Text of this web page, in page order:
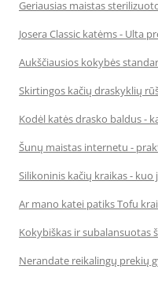
Geriausias maistas
Josera Classic katėms - Ulta
Aukščiausios kokybės
Skirtingos kačių draskyklių
Kodėl katės drasko baldus -
Šunų maistas internetu -
Silikoninis kačių kraikas - kuo
Ar mano katei patiks Tofu
Kokybiškas ir subalansuotas
Nerandate reikalingų prekių